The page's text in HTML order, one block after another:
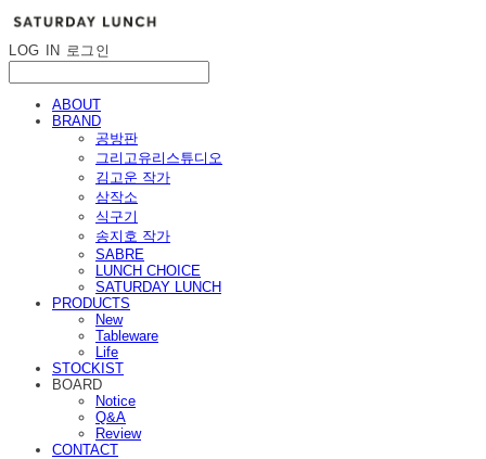
LOG IN 로그인
ABOUT
BRAND
공방판
그리고유리스튜디오
김고운 작가
삼작소
식구기
송지호 작가
SABRE
LUNCH CHOICE
SATURDAY LUNCH
PRODUCTS
New
Tableware
Life
STOCKIST
BOARD
Notice
Q&A
Review
CONTACT